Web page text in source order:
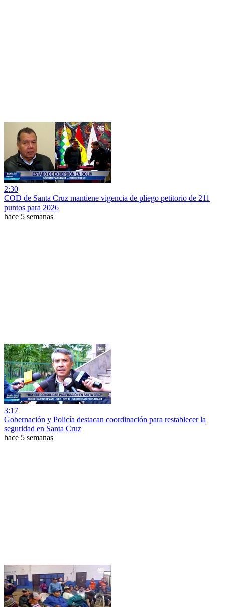
2:30
COD de Santa Cruz mantiene vigencia de pliego petitorio de 211
puntos para 2026
hace 5 semanas
3:17
Gobernación y Policía destacan coordinación para restablecer la
seguridad en Santa Cruz
hace 5 semanas